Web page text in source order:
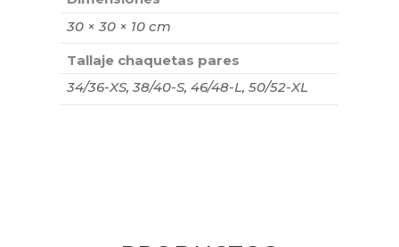
30 × 30 × 10 cm
Tallaje chaquetas pares
34/36-XS, 38/40-S, 46/48-L, 50/52-XL